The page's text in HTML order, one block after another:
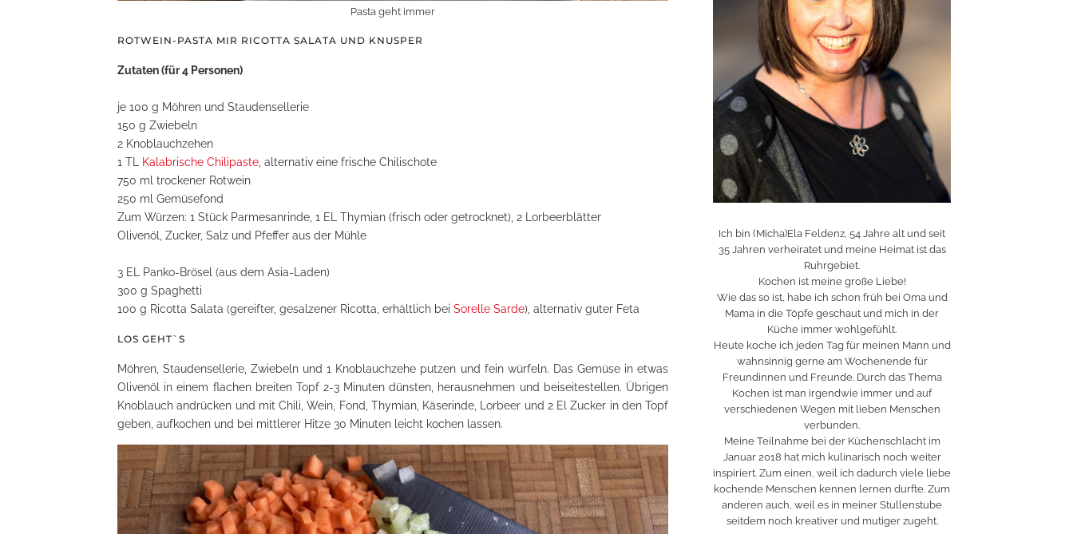
Pasta geht immer
ROTWEIN-PASTA MIR RICOTTA SALATA UND KNUSPER
Zutaten (für 4 Personen)
je 100 g Möhren und Staudensellerie
150 g Zwiebeln
2 Knoblauchzehen
1 TL Kalabrische Chilipaste, alternativ eine frische Chilischote
750 ml trockener Rotwein
250 ml Gemüsefond
Zum Würzen: 1 Stück Parmesanrinde, 1 EL Thymian (frisch oder getrocknet), 2 Lorbeerblätter
Olivenöl, Zucker, Salz und Pfeffer aus der Mühle
3 EL Panko-Brösel (aus dem Asia-Laden)
300 g Spaghetti
100 g Ricotta Salata (gereifter, gesalzener Ricotta, erhältlich bei Sorelle Sarde), alternativ guter Feta
LOS GEHT`S
Möhren, Staudensellerie, Zwiebeln und 1 Knoblauchzehe putzen und fein würfeln. Das Gemüse in etwas
Olivenöl in einem flachen breiten Topf 2-3 Minuten dünsten, herausnehmen und beiseitestellen. Übrigen
Knoblauch andrücken und mit Chili, Wein, Fond, Thymian, Käserinde, Lorbeer und 2 El Zucker in den Topf
geben, aufkochen und bei mittlerer Hitze 30 Minuten leicht kochen lassen.
Ich bin (Micha)Ela Feldenz, 54 Jahre alt und seit
35 Jahren verheiratet und meine Heimat ist das
Ruhrgebiet.
Kochen ist meine große Liebe!
Wie das so ist, habe ich schon früh bei Oma und
Mama in die Töpfe geschaut und mich in der
Küche immer wohlgefühlt.
Heute koche ich jeden Tag für meinen Mann und
wahnsinnig gerne am Wochenende für
Freundinnen und Freunde. Durch das Thema
Kochen ist man irgendwie immer und auf
verschiedenen Wegen mit lieben Menschen
verbunden.
Meine Teilnahme bei der Küchenschlacht im
Januar 2018 hat mich kulinarisch noch weiter
inspiriert. Zum einen, weil ich dadurch viele liebe
kochende Menschen kennen lernen durfte. Zum
anderen auch, weil es in meiner Stullenstube
seitdem noch kreativer und mutiger zugeht.